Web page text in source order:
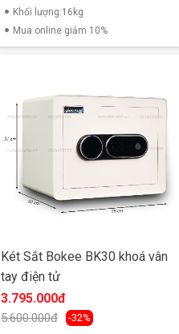
Khối lượng:16kg
Mua online giảm 10%
Két Sắt Bokee BK30 khoá vân
tay điện tử
3.795.000đ
5.600.000đ -32%